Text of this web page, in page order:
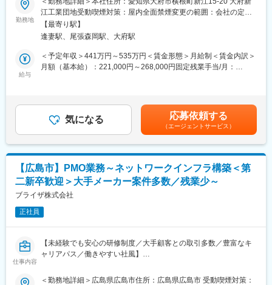
能。
本人の希望を尊重し、必要に応じて異動を検討します。派遣形態
でも、自分に合った働き方を選べる環境です。
◎ エンジニア離職率7.8％の安定環境
自社のエンジニア育成機関「A-LABO」も有しているため、長期的
当社は航空宇宙、自動車、電気電子通信、IT情報、エネルギー分
野などの業界約300社の大手メーカーに技術を提供。
まだ世に出ていない新製品の開発など様々なプロジェクトに参画
試作～資材調達～開発設計～製造（自社工場）とワンストップで
お客様のご要望に対応できることが最大の強み。
また、夕方街に流れる「夕焼け小焼け」の防災無線用のアンプは
全国約40,000箇所に設置された自社製品です。
今後の高齢化社会を見据え、医療機器業界にも参入。あなたの可
能性を広げ大きく羽ばたく舞台をご用意し、あなたの「“やりた
い”に就ける」を実現します。
変更の範囲：会社の定める業務
■業務内容：
「現場と経営をつなぐ次世代ITリーダー候補」を募集します。
DX・AIなどに興味・学習意欲があり、将来的には社内のIT責任
者・リーダーとして活躍したい方を歓迎いたします。
経営企画部門にて、社内システムやネットワークに関する企画・
運用の業務に携わっていただくため、幅広い知識を習得しなが
技術を極めるだけではなく、事業視点も持ちながら現場の業務課
題解決に主体的に動いていただける方をお待ちしております。
・販売管理システムの企画・運用
・営業／会計システムの企画・運用
・業務フローの改善・支援
・IT機材の導入サポート等
・IoTの推進
・AIの導入推進
◆サーバー・ネットワーク機器の運用・保守業務全般など
※初めから全てをお任せするのではなく、お持ちのスキルやご経験
に応じて徐々にお任せする業務を広げていきます。
数日の社内基礎研修のち、先輩社員のもとOJTを開始します。ま
勤務地
江工業団地受動喫煙対策：屋内全面禁煙変更の範囲：会社の定め
る事業所
【最寄り駅】
逢妻駅、尾張森岡駅、大府駅
給与
＜予定年収＞441万円～535万円＜賃金形態＞月給制＜賃金内訳＞
月額（基本給）：221,000円～268,000円固定残業手当/月：
年収とは別に、個人に応じた家族手当、資格手当等を支給■賞与：
年2回（2025年度実績：5.2か月分）■年収例：・30歳（主任）：
年収509万円・35歳（係長職）：年収560万円・40歳（課長
職）：年収700万円※上記は目安となりますので、個人のスキルや
評価によります。賃金はあくまでも目安の金額であり、選考を通
じて上下する可能性があります。月給(月額)は固定手当を含めた表
記です。
気になる 応募依頼する
（エージェントサービス）
【広島市】PMO業務～ネットワークインフラ構築＜第
二新卒歓迎＞大手メーカー案件多数／残業少～
ブライザ株式会社
正社員
仕事内容
【未経験でも安心の研修制度／大手顧客との取引多数／豊富なキ
ャリアパス／働きやすい社風】
■業務概要：
＜勤務地詳細＞広島県広島市住所：広島県広島市 受動喫煙対策：